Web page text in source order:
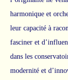
harmonique et
leur capacité à
fasciner et
dans les
modernité et